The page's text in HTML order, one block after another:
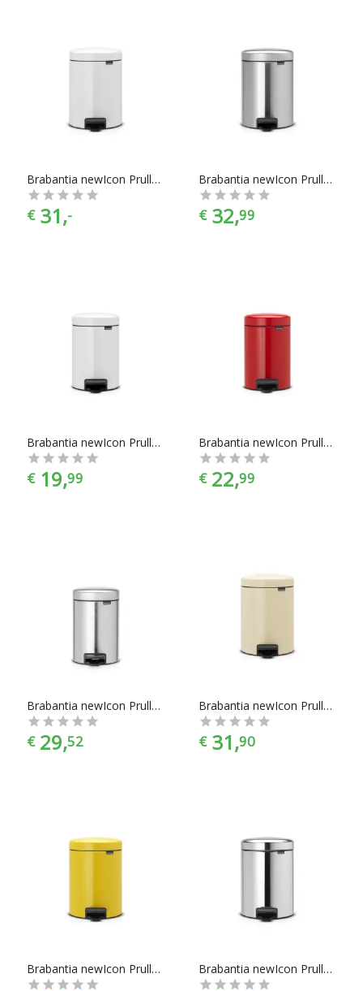
Brabantia newIcon Prullenbak - 5 l - Wit
€ 31,-
Brabantia newIcon Prullenbak - 5 l - Matt Steel Fingerprint Proof
€ 32,99
Brabantia newIcon Prullenbak - 3 l - Wit
€ 19,99
Brabantia newIcon Prullenbak - 3 l - Passion Red
€ 22,99
Brabantia newIcon Prullenbak - 3 l - Matt Steel Fingerprint Proof
€ 29,52
Brabantia newIcon Prullenbak - 5 l - Almond
€ 31,90
Brabantia newIcon Prullenbak - 5 l - Daisy Yellow Brabantia newIcon Prullenbak - 5 l - Brilliant Steel